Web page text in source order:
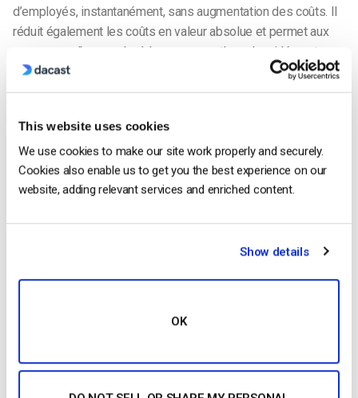
This website uses cookies
We use cookies to make our site work properly and securely.
Cookies also enable us to get you the best experience on our
website, adding relevant services and enriched content.
Show details
OK
d’employés, instantanément, sans augmentation des coûts. Il
réduit également les coûts en valeur absolue et permet aux
personnes d’apprendre à leur propre rythme. La vidéo est
idéale pour former les gens à de nouveaux produits, services
et procédures.
La vidéo est également utilisée pour diffuser en direct des
événements importants et des informations en interne. De
plus en plus, les PDG et les cadres des grandes entreprises
diffusent en direct leurs discours et leurs annonces
sentiment d’appartenance et constitue une forme de
communication plus efficace que les mémos écrits.
Construire l’authenticité avec OTT